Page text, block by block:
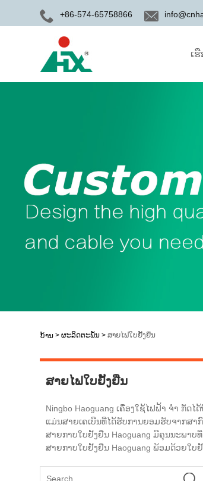
+86-574-65758866
ເ
ບ້ານ > ຜະລິດຕະພັນ >ສາຍໄຟໃບຢັ້ງຢືນ
ສາຍໄຟໃບຢັ້ງຢືນ
Ningbo Haoguang ເຄື່ອງໃຊ້ໄຟຟ້າ ຈຳ ກັ
ແມ່ນສາຍເຄເບີນທີ່ໄດ້ຮັບການຍອມຮັບຈາກສາກົ
ສາຍກາບໃບຢັ້ງຢືນ Haoguang ມີຄຸນນະພາ
ສາຍກາບໃບຢັ້ງຢືນ Haoguang ພ້ອມດ້ວຍໃ